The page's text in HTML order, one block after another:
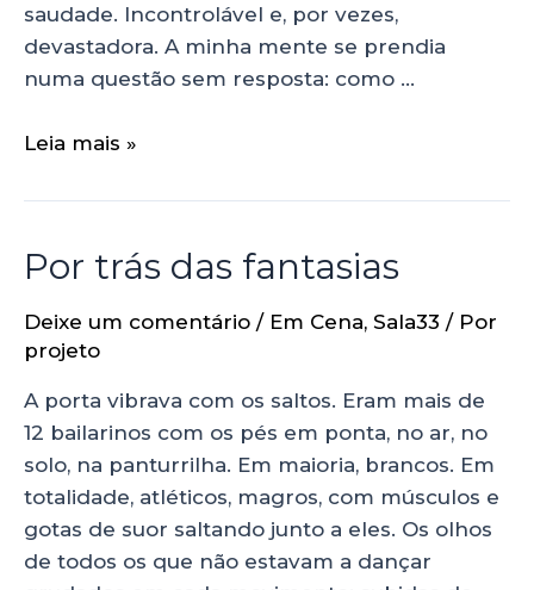
saudade. Incontrolável e, por vezes,
devastadora. A minha mente se prendia
numa questão sem resposta: como …
Leia mais »
Por trás das fantasias
Deixe um comentário / Em Cena, Sala33 / Por
projeto
A porta vibrava com os saltos. Eram mais de
12 bailarinos com os pés em ponta, no ar, no
solo, na panturrilha. Em maioria, brancos. Em
totalidade, atléticos, magros, com músculos e
gotas de suor saltando junto a eles. Os olhos
de todos os que não estavam a dançar